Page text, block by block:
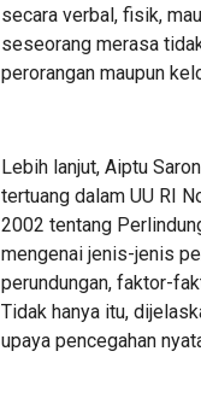
secara verbal, fisik,
seseorang merasa
perorangan maupun
Lebih lanjut, Aiptu
tertuang dalam UU RI
2002 tentang
mengenai jenis-jenis
perundungan, faktor-
Tidak hanya itu,
upaya pencegahan